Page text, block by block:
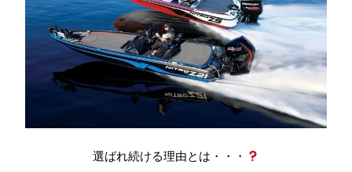
選ばれ続ける理由とは・・・